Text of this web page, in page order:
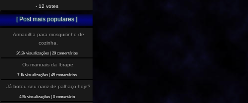
- 12 votes
[ Post mais populares ]
Armadilha para mosquitinho de
cozinha.
26.2k visualizações| 29 comentários
Os manuais da Ibrape.
7.1k visualizações| 45 comentários
Já botou seu nariz de palhaço hoje?
4.5k visualizações| 0 comentário